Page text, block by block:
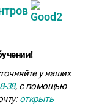
у наших
38, с помощью
открыть